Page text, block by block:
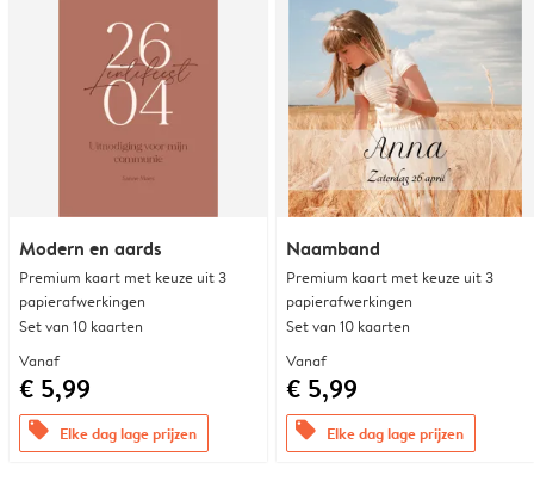
Modern en aards
Premium kaart met keuze uit 3
papierafwerkingen
Set van 10 kaarten
Vanaf
€ 5,99
offers Elke dag lage prijzen
Naamband
Premium kaart met keuze uit 3
papierafwerkingen
Set van 10 kaarten
Vanaf
€ 5,99
offers Elke dag lage prijzen